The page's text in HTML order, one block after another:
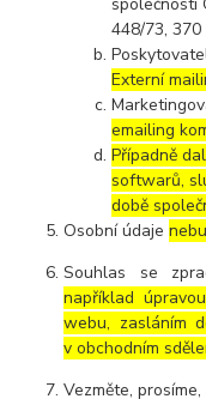
448/73, 370
Externí
emailing
Případně
softwarů,
době
Osobní údaje
Souhlas se
například
webu, zasláním
v obchodním
Vezměte,